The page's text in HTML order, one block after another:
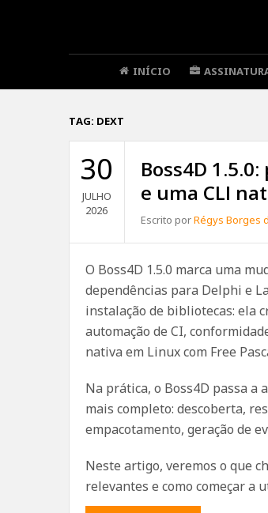
INÍCIO
TAG: DEXT
30
JULHO
2026
Boss4D
e uma CLI
Escrito porRégys Borges
O Boss4D 1.5.0 marca uma
dependências para Delphi e
instalação de bibliotecas: ela
automação de CI,
nativa em Linux com Free
Na prática, o Boss4D passa a
mais completo: descoberta,
empacotamento, geração de
Neste artigo, veremos o que
relevantes e como começar a